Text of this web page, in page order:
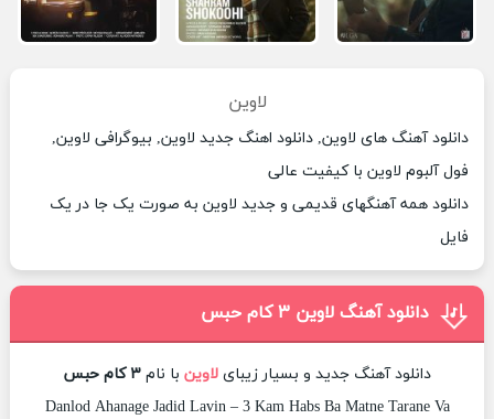
لاوین
دانلود آهنگ های لاوین, دانلود اهنگ جدید لاوین, بیوگرافی لاوین,
فول آلبوم لاوین با کیفیت عالی
دانلود همه آهنگهای قدیمی و جدید لاوین به صورت یک جا در یک
فایل
دانلود آهنگ لاوین ۳ کام حبس
دانلود آهنگ جدید و بسیار زیبای لاوین با نام ۳ کام حبس
Danlod Ahanage Jadid Lavin – 3 Kam Habs Ba Matne Tarane Va